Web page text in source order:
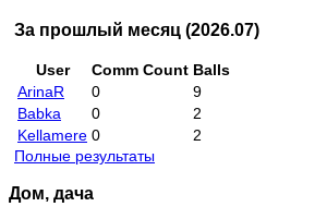
За прошлый месяц (2026.07)
User Comm Count Balls
ArinaR
0
9
Babka
0
2
Kellamere 0
2
Полные результаты
Дом, дача